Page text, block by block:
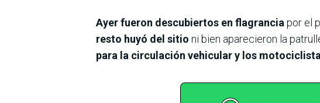
Ayer fueron descubiertos en flagrancia por el
resto huyó del sitio ni bien aparecieron la
para la circulación vehicular y los